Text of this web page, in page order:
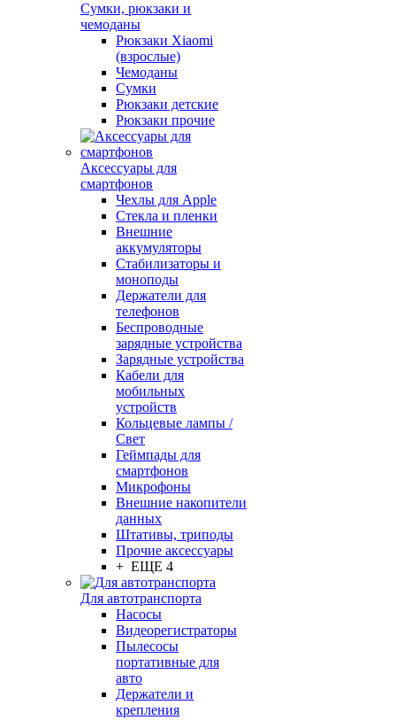
Сумки, рюкзаки и
чемоданы
Рюкзаки Xiaomi
(взрослые)
Чемоданы
Сумки
Рюкзаки детские
Рюкзаки прочие
Аксессуары для
смартфонов
Чехлы для Apple
Стекла и пленки
Внешние
аккумуляторы
Стабилизаторы и
моноподы
Держатели для
телефонов
Беспроводные
зарядные устройства
Зарядные устройства
Кабели для
мобильных
устройств
Кольцевые лампы /
Свет
Геймпады для
смартфонов
Микрофоны
Внешние накопители
данных
Штативы, триподы
Прочие аксессуары
+ ЕЩЕ 4
Для автотранспорта
Насосы
Видеорегистраторы
Пылесосы
портативные для
авто
Держатели и
крепления